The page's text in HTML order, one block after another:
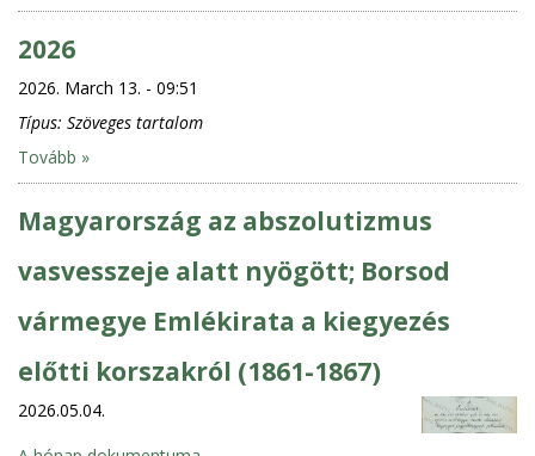
2026
2026. March 13. - 09:51
Típus: Szöveges tartalom
Tovább »
Magyarország az abszolutizmus
vasvesszeje alatt nyögött; Borsod
vármegye Emlékirata a kiegyezés
előtti korszakról (1861-1867)
2026.05.04.